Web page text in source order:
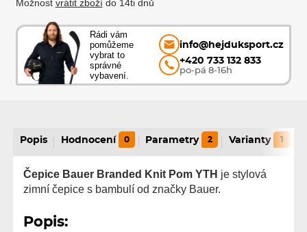
Možnost vrátit zbožído 14ti dnů
Rádi vám
pomůžeme
vybrat to
správné
vybavení.
info@hejduksport.cz
+420 733 132 833
po-pá 8-16h
Popis Hodnocení 0 Parametry 2 Varianty 1
Čepice Bauer Branded Knit Pom YTH je stylová
zimní čepice s bambulí od značky Bauer.
Popis: